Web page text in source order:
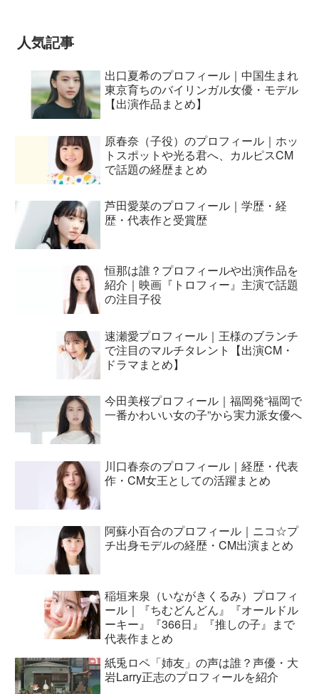
人気記事
出口夏希のプロフィール｜中国生まれ
東京育ちのバイリンガル女優・モデル
【出演作品まとめ】
原春奈（子役）のプロフィール｜ホッ
トスポットや光る君へ、カルピスCM
で話題の経歴まとめ
芦田愛菜のプロフィール｜学歴・経
歴・代表作と受賞歴
恒那は誰？プロフィールや出演作品を
紹介｜映画『トロフィー』主演で話題
の注目子役
速瀬愛プロフィール｜王様のブランチ
で注目のマルチタレント【出演CM・
ドラマまとめ】
今田美桜プロフィール｜福岡発“福岡で
一番かわいい女の子”から実力派女優へ
川口春奈のプロフィール｜経歴・代表
作・CM女王としての活躍まとめ
阿蘇小百合のプロフィール｜ニコ☆プ
チ出身モデルの経歴・CM出演まとめ
稲垣来泉（いながきくるみ）プロフィ
ール｜『ちむどんどん』『オールドル
ーキー』『366日』『推しの子』まで
代表作まとめ
紙兎ロペ「姉友」の声は誰？声優・大
岩Larry正志のプロフィールを紹介